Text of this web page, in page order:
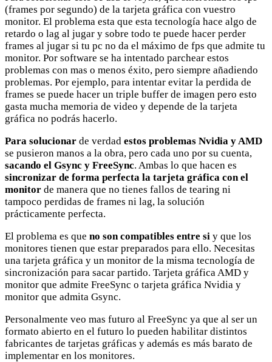
(frames por segundo) de la tarjeta gráfica con vuestro
monitor. El problema esta que esta tecnología hace algo de
retardo o lag al jugar y sobre todo te puede hacer perder
frames al jugar si tu pc no da el máximo de fps que admite tu
monitor. Por software se ha intentado parchear estos
problemas con mas o menos éxito, pero siempre añadiendo
problemas. Por ejemplo, para intentar evitar la perdida de
frames se puede hacer un triple buffer de imagen pero esto
gasta mucha memoria de video y depende de la tarjeta
gráfica no podrás hacerlo.
Para solucionar de verdad estos problemas Nvidia y AMD
se pusieron manos a la obra, pero cada uno por su cuenta,
sacando el Gsync y FreeSync. Ambas lo que hacen es
sincronizar de forma perfecta la tarjeta gráfica con el
monitor de manera que no tienes fallos de tearing ni
tampoco perdidas de frames ni lag, la solución
prácticamente perfecta.
El problema es que no son compatibles entre si y que los
monitores tienen que estar preparados para ello. Necesitas
una tarjeta gráfica y un monitor de la misma tecnología de
sincronización para sacar partido. Tarjeta gráfica AMD y
monitor que admite FreeSync o tarjeta gráfica Nvidia y
monitor que admita Gsync.
Personalmente veo mas futuro al FreeSync ya que al ser un
formato abierto en el futuro lo pueden habilitar distintos
fabricantes de tarjetas gráficas y además es más barato de
implementar en los monitores.